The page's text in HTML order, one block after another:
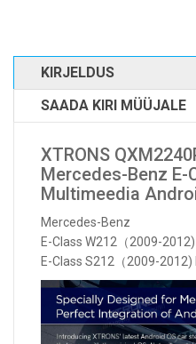
KIRJELDUS
SAADA KIRI MÜÜJALE
XTRONS
Mercedes-Benz E-
Multimeedia
Mercedes-Benz
E-Class W212（2009-2012)
E-Class S212（2009-2012)